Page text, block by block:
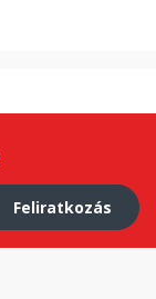
Feliratkozás